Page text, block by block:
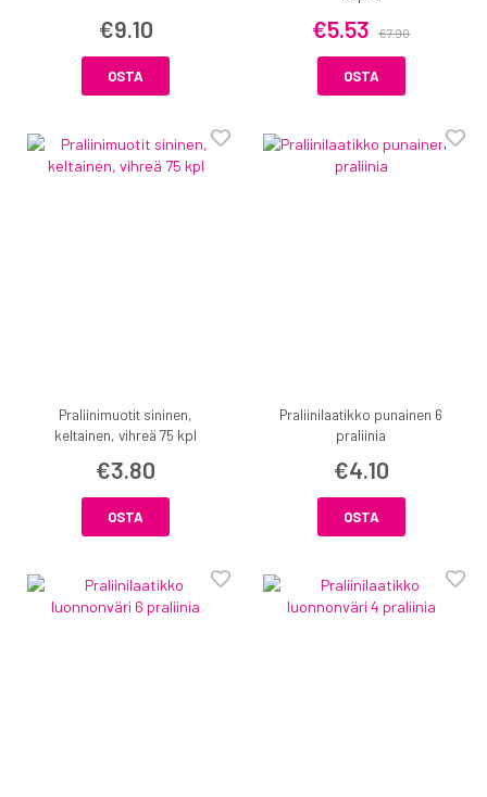
€9.10
OSTA
€5.53 €7.90
OSTA
Praliinimuotit sininen,
keltainen, vihreä 75 kpl
€3.80
OSTA
Praliinilaatikko punainen 6
praliinia
€4.10
OSTA